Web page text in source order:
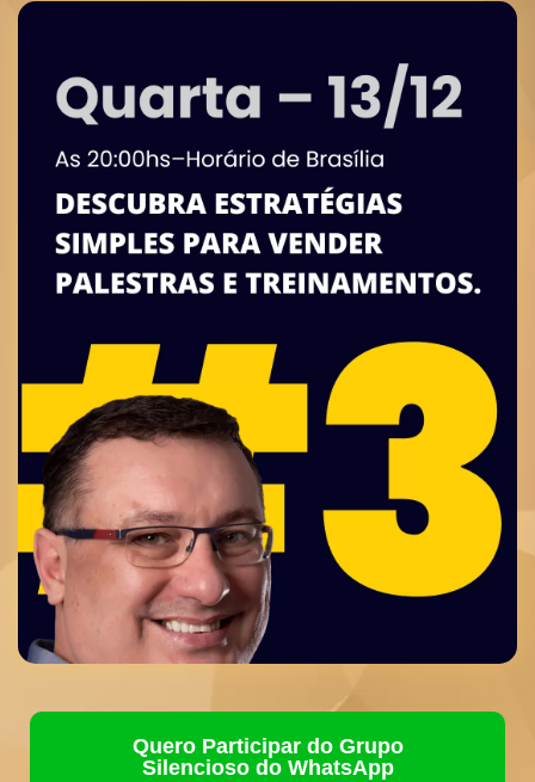
Quero Participar do Grupo
Silencioso do WhatsApp